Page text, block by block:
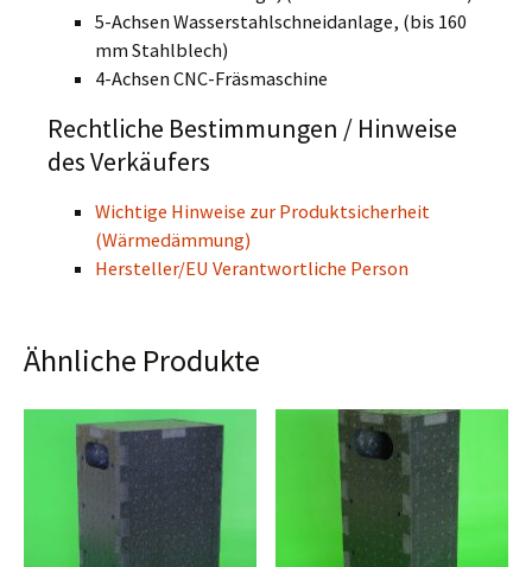
5-Achsen Wasserstahlschneidanlage, (bis 160
mm Stahlblech)
4-Achsen CNC-Fräsmaschine
Rechtliche Bestimmungen / Hinweise
des Verkäufers
Wichtige Hinweise zur Produktsicherheit
(Wärmedämmung)
Hersteller/EU Verantwortliche Person
Ähnliche Produkte